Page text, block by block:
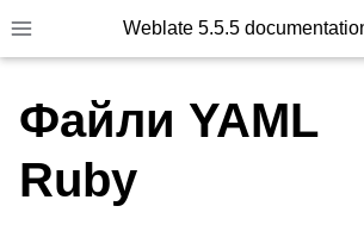
Toggle site navigation sidebar
Weblate 5.5.5
Файли YAML
Ruby